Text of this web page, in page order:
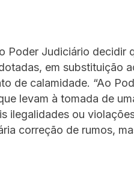
Poder Judiciário decidir
em substituição
de calamidade. “Ao
levam à tomada de
ilegalidades ou
correção de rumos,